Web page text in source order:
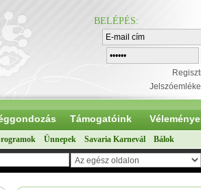
BELÉPÉS:
Támogatóink
Ünnepek Savaria Karnevál Bálok